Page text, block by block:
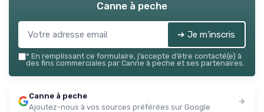
Canne à peche
➔ Je m'inscris
* En remplissant ce formulaire, j’accepte d’être contacté(e) à
des fins commerciales par Canne à peche et ses partenaires.
Canne à peche
Ajoutez-nous à vos sources préférées sur Google